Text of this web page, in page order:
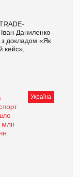
Даниленко
з докладом «Як
кейс»,
Україна
млн